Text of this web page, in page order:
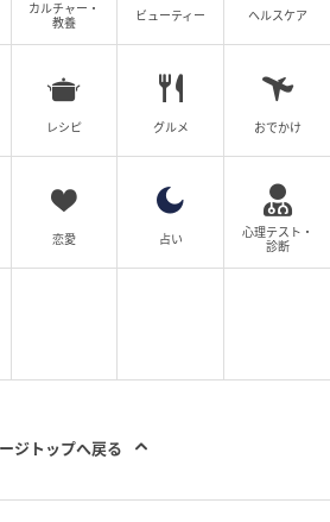
ってしまったりする傾向がある
りやすい人にそんなことを指摘
にさせてしまう恐れもあり、み
っているようです。
す。仕事に対しても、かなりの
ルギーを注いでいるという側面
、もともと感受性が豊かで、感
もしれません。感情を抑えた
が苦手で、ついつい言動に出し
。
ことがあるようです。感情的に
しれません。もう少し感情をう
カルチャー・
教養
ビューティー ヘルスケア
レシピ グルメ おでかけ
恋愛 占い
心理テスト・
診断
ジトップへ戻る